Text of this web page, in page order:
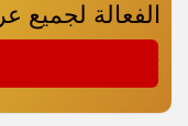
الفعالة لجميع